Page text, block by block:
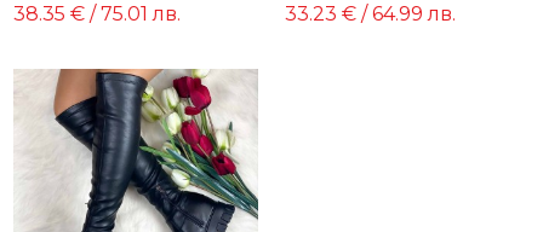
38.35 € / 75.01 лв.
33.23 € / 64.99 лв.